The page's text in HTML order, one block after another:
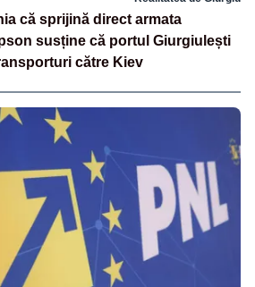
că sprijină direct armata
susține că portul Giurgiulești
către Kiev